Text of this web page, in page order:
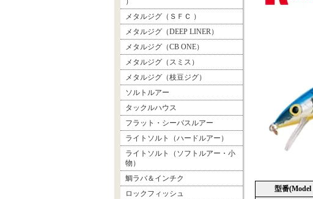
メタルジグ（ＳＦＣ ）
メタルジグ（DEEP LINER）
メタルジグ（CB ONE）
メタルジグ（スミス）
メタルジグ（枝豆ジグ）
ソルトルアー
タックルハウス
フラット・シーバスルアー
ライトソルト（ハードルアー）
ライトソルト（ソフトルアー・小
物）
鯛ラバ＆インチク
ロックフィッシュ
型番(Model